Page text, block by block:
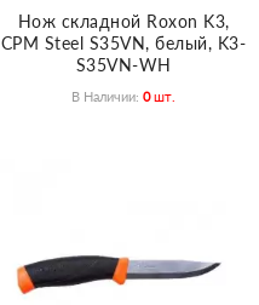
Нож складной Roxon K3,
CPM Steel S35VN, белый, K3-
S35VN-WH
В Наличии: 0 Шт.